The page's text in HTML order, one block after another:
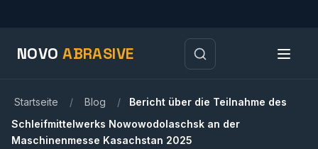
NOVOABRASIVE
Startseite / Blog /
Bericht über die Teilnahme des
Schleifmittelwerks Nowowodolaschsk an der
Maschinenmesse Kasachstan 2025